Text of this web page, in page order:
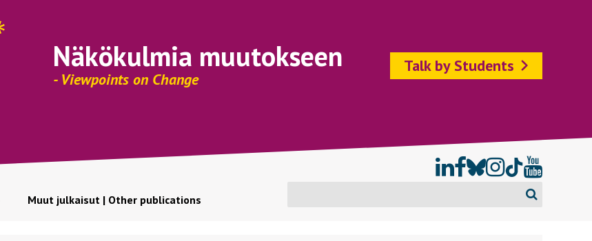
Näkökulmia muutokseen
- Viewpoints on Change
Talk by Students
Muut julkaisut | Other publications